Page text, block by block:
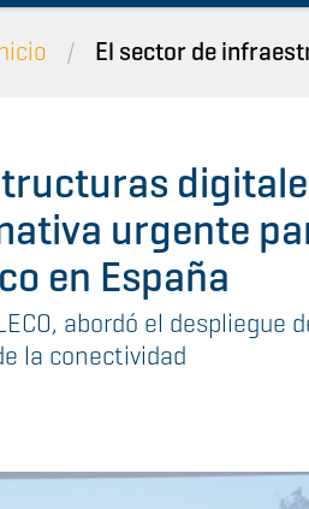
El sector de
urgente
en España
abordó el despliegue
la conectividad